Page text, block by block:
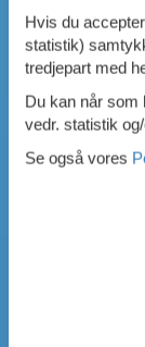
Hvis du
statistik)
tredjepart med
Du kan når som
vedr. statistik
Se også vores